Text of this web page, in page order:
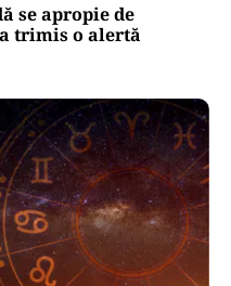
se apropie de
trimis o alertă